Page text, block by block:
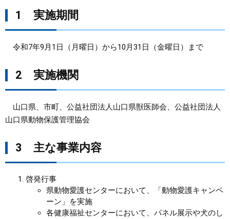
県政情報
1 実施期間
令和7年9月1日（月曜日）から10月31日（金曜日）まで
2 実施機関
山口県、市町、公益社団法人山口県獣医師会、公益社団法人
山口県動物保護管理協会
3 主な事業内容
啓発行事
県動物愛護センターにおいて、「動物愛護キャンペ
ーン」を実施
各健康福祉センターにおいて、パネル展示や犬のし